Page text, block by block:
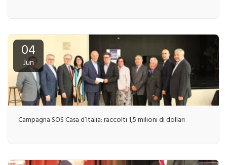
04
Jun
Campagna SOS Casa d’Italia: raccolti 1,5 milioni di dollari